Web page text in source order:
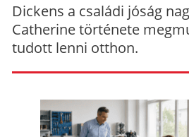
Dickens a családi jóság
Catherine története
tudott lenni otthon.